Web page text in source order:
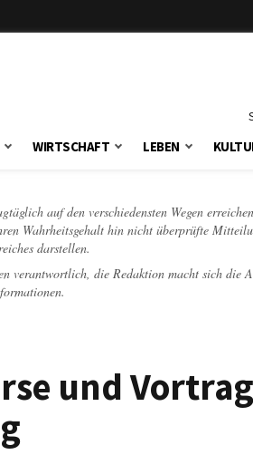
WIRTSCHAFT LEBEN
auf den verschiedensten Wegen
Wahrheitsgehalt hin nicht überprüfte
darstellen.
die Redaktion macht sich die
und